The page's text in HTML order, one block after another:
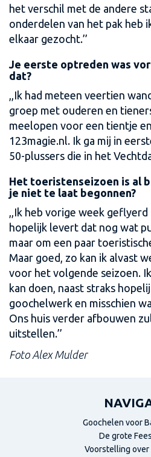
het verschil met de andere
onderdelen van het pak heb
elkaar gezocht.’’
Je eerste optreden was
dat?
,,Ik had meteen veertien
groep met ouderen en
meelopen voor een tientje
123magie.nl. Ik ga mij in
50-plussers die in het
Het toeristenseizoen is al
je niet te laat begonnen?
,,Ik heb vorige week geflyerd
hopelijk levert dat nog wat
maar om een paar
Maar goed, zo kan ik alvast
voor het volgende seizoen.
kan doen, naast straks
goochelwerk en misschien
Ons huis verder afbouwen
uitstellen.’’
Foto Alex Mulder
Goochelen voor
De grote
Voorstelling over